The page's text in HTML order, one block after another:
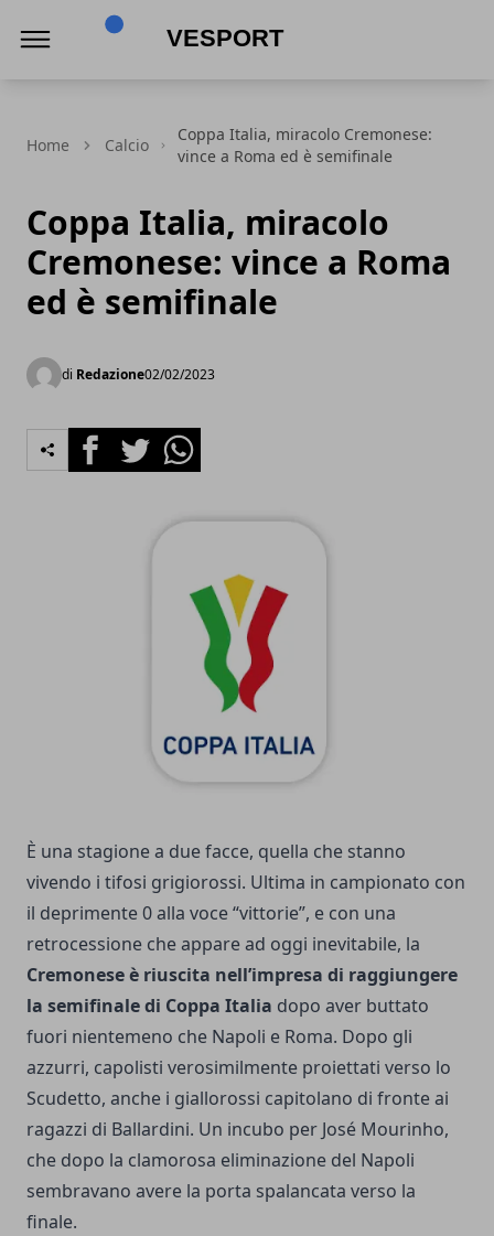
Home Calcio
Coppa Italia, miracolo Cremonese:
vince a Roma ed è semifinale
Coppa Italia, miracolo
Cremonese: vince a Roma
ed è semifinale
di Redazione02/02/2023
FacebookTwitterWhatsapp
È una stagione a due facce, quella che stanno
vivendo i tifosi grigiorossi. Ultima in campionato con
il deprimente 0 alla voce “vittorie”, e con una
retrocessione che appare ad oggi inevitabile, la
Cremonese è riuscita nell’impresa di raggiungere
la semifinale di Coppa Italia dopo aver buttato
fuori nientemeno che Napoli e Roma. Dopo gli
azzurri, capolisti verosimilmente proiettati verso lo
Scudetto, anche i giallorossi capitolano di fronte ai
ragazzi di Ballardini. Un incubo per José Mourinho,
che dopo la clamorosa eliminazione del Napoli
sembravano avere la porta spalancata verso la
finale.